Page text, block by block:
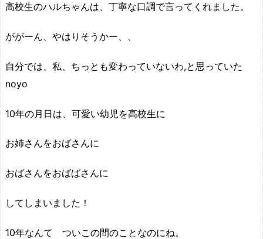
高校生のハルちゃんは、丁寧な口調で言ってくれました。
ががーん、やはりそうかー、、
自分では、私、ちっとも変わっていないわ,と思っていた
noyo
10年の月日は、可愛い幼児を高校生に
お姉さんをおばさんに
おばさんをおばばさんに
してしまいました！
10年なんて ついこの間のことなのにね。